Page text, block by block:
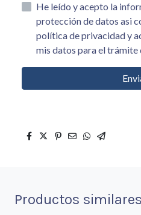
He leído y acepto la información básica sobre
protección de datos asi como el aviso legal y la
política de privacidad y acepto el tratamiento de
mis datos para el
Productos similares